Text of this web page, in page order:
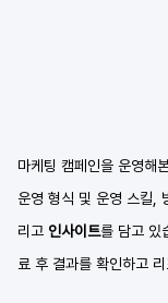
마케팅 캠페인을 운영해
운영 형식 및 운영 스킬,
리고 인사이트를 담고 있
료 후 결과를 확인하고